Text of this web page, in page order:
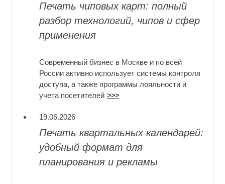
Печать чиповых карт: полный
разбор технологий, чипов и сфер
применения
Современный бизнес в Москве и по всей
России активно использует системы контроля
доступа, а также программы лояльности и
учета посетителей >>>
19.06.2026
Печать квартальных календарей:
удобный формат для
планирования и рекламы